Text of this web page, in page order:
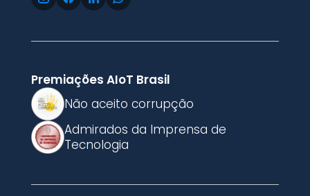
Premiações AIoT Brasil
Não aceito corrupção
Admirados da Imprensa de
Tecnologia